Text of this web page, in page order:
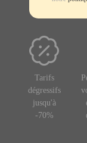
Tarifs
dégressifs
jusqu'à
-70%